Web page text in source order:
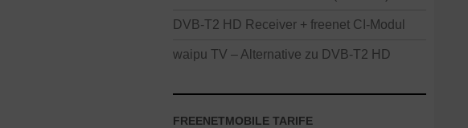
DVB-T2 HD Receiver + freenet CI-Modul
waipu TV – Alternative zu DVB-T2 HD
FREENETMOBILE TARIFE